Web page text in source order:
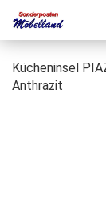
Kücheninsel
Anthrazit